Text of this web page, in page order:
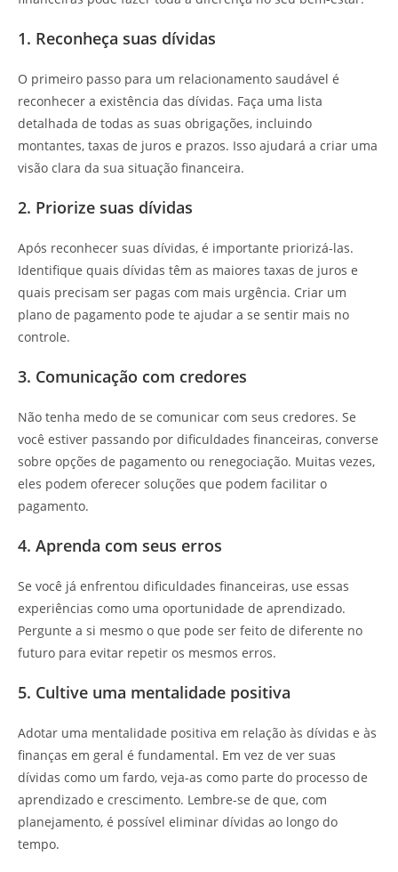
1. Reconheça suas dívidas
O primeiro passo para um relacionamento saudável é
reconhecer a existência das dívidas. Faça uma lista
detalhada de todas as suas obrigações, incluindo
montantes, taxas de juros e prazos. Isso ajudará a criar uma
visão clara da sua situação financeira.
2. Priorize suas dívidas
Após reconhecer suas dívidas, é importante priorizá-las.
Identifique quais dívidas têm as maiores taxas de juros e
quais precisam ser pagas com mais urgência. Criar um
plano de pagamento pode te ajudar a se sentir mais no
controle.
3. Comunicação com credores
Não tenha medo de se comunicar com seus credores. Se
você estiver passando por dificuldades financeiras, converse
sobre opções de pagamento ou renegociação. Muitas vezes,
eles podem oferecer soluções que podem facilitar o
pagamento.
4. Aprenda com seus erros
Se você já enfrentou dificuldades financeiras, use essas
experiências como uma oportunidade de aprendizado.
Pergunte a si mesmo o que pode ser feito de diferente no
futuro para evitar repetir os mesmos erros.
5. Cultive uma mentalidade positiva
Adotar uma mentalidade positiva em relação às dívidas e às
finanças em geral é fundamental. Em vez de ver suas
dívidas como um fardo, veja-as como parte do processo de
aprendizado e crescimento. Lembre-se de que, com
planejamento, é possível eliminar dívidas ao longo do
tempo.